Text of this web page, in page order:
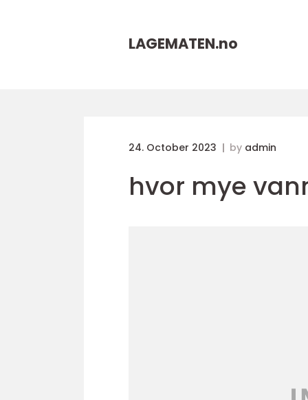
LAGEMATEN.no
24. October 2023 by admin
hvor mye